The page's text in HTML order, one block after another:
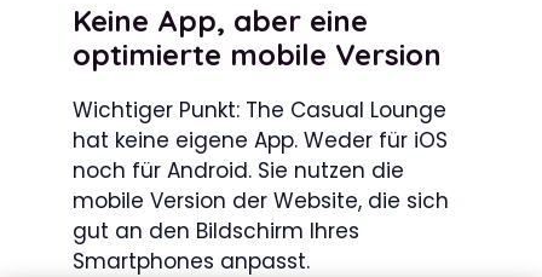
Keine App, aber eine
optimierte mobile Version
Wichtiger Punkt: The Casual Lounge
hat keine eigene App. Weder für iOS
noch für Android. Sie nutzen die
mobile Version der Website, die sich
gut an den Bildschirm Ihres
Smartphones anpasst.